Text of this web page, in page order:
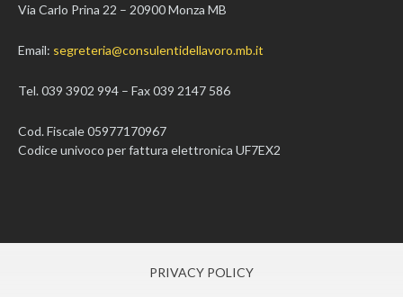
Via Carlo Prina 22 – 20900 Monza MB
Email: segreteria@consulentidellavoro.mb.it
Tel. 039 3902 994 – Fax 039 2147 586
Cod. Fiscale 05977170967
Codice univoco per fattura elettronica UF7EX2
PRIVACY POLICY